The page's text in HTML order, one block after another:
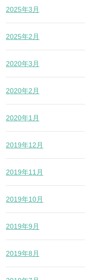
2025年3月
2025年2月
2020年3月
2020年2月
2020年1月
2019年12月
2019年11月
2019年10月
2019年9月
2019年8月